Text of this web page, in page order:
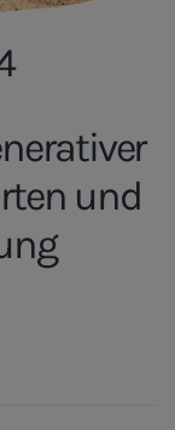
und